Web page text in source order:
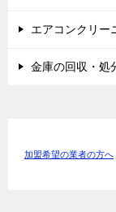
エアコンクリ
金庫の回収・
加盟希望の業者の方へ